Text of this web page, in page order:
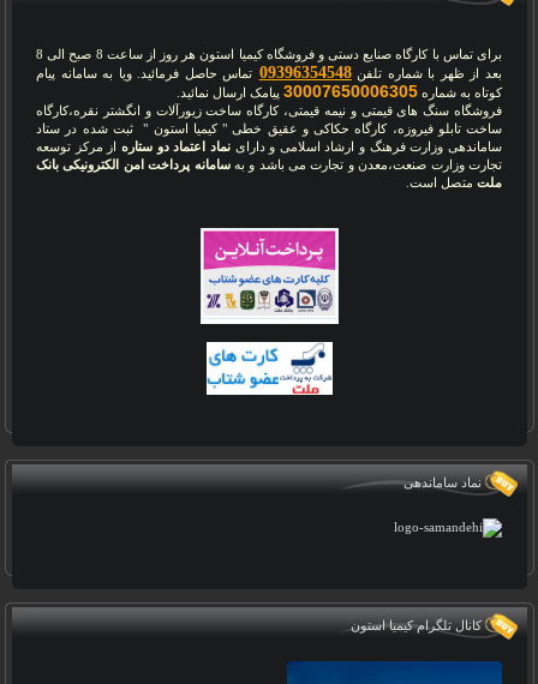
برای تماس با کارگاه صنایع دستی و فروشگاه کیمیا استون هر روز از ساعت 8 صبح الی 8
بعد از ظهر با شماره تلفن09396354548 تماس حاصل فرمائید. ویا به سامانه پیام
کوتاه به شماره 30007650006305 پیامک ارسال نمائید.
فروشگاه سنگ های قیمتی و نیمه قیمتی، کارگاه ساخت زیورآلات و انگشتر نقره،کارگاه
ساخت تابلو فیروزه، کارگاه حکاکی و عقیق خطی " کیمیا استون " ثبت شده در ستاد
ساماندهی وزارت فرهنگ و ارشاد اسلامی و داراینماد اعتماد دو ستاره از مرکز توسعه
تجارت وزارت صنعت،معدن و تجارت می باشد و بهسامانه پرداخت امن الکترونیکی بانک
ملت متصل است.
نماد ساماندهی
کانال تلگرام کیمیا استون